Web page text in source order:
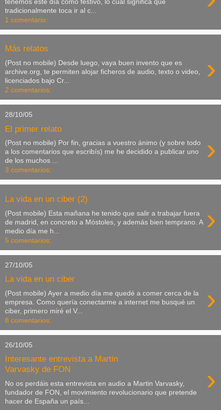
tradicionalmente toca ir al c...
1 comentario:
Más relatos
›
(Post no mobile) Desde luego, vaya buen invento que es
archive.org, te permiten alojar ficheros de audio, texto o video,
licenciados bajo Cr...
2 comentarios:
28/10/05
El primer relato
›
(Post no mobile) Por fin, gracias a vuestro ánimo (y sobre todo
a los comentarios que escribís) me he decidido a publicar uno
de los muchos ...
3 comentarios:
La vida en un ciber (2)
›
(Post mobile) Esta mañana he tenido que salir a trabajar fuera
de madrid, en concreto a Móstoles, y además bien temprano. A
medio día me h...
5 comentarios:
27/10/05
La vida en un ciber
›
(Post mobile) Ayer a medio día me quedé a comer cerca de la
empresa. Como quería conectarme a internet me busqué un
ciber, primero miré el V...
8 comentarios:
26/10/05
Interesante entrevista a Martin
Varvasky de FON
›
No os perdáis esta entrevista en audio a Martin Varvasky,
fundador de FON, el movimiento revolucionario que pretende
hacer de España un país...